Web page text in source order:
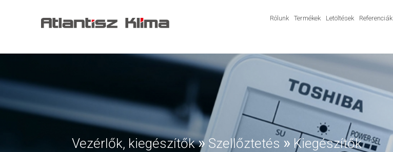
Rólunk Termékek Letöltések Referenciák
Vezérlők, kiegészítők » Szellőztetés » Kiegészítők